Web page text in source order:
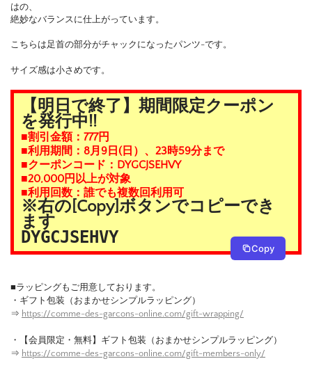
はの、
絶妙なバランスに仕上がっています。
こちらは足首の部分がチャックになったパンツ-です。
サイズ感は小さめです。
【明日で終了】期間限定クーポン
を発行中!!
■割引金額：777円
■利用期間：8月9日(日）、23時59分まで
■クーポンコード：DYGCJSEHVY
■20,000円以上が対象
■利用回数：誰でも複数回利用可
※右の[Copy]ボタンでコピーでき
ます
DYGCJSEHVY
Copy
■ラッピングもご用意しております。
・ギフト包装（おまかせシンプルラッピング）
⇒ https://comme-des-garcons-online.com/gift-wrapping/
・【会員限定・無料】ギフト包装（おまかせシンプルラッピング）
⇒ https://comme-des-garcons-online.com/gift-members-only/